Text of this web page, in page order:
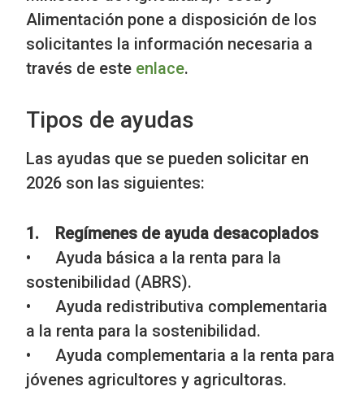
Alimentación pone a disposición de los
solicitantes la información necesaria a
través de este enlace.
Tipos de ayudas
Las ayudas que se pueden solicitar en
2026 son las siguientes:
1. Regímenes de ayuda desacoplados
• Ayuda básica a la renta para la
sostenibilidad (ABRS).
• Ayuda redistributiva complementaria
a la renta para la sostenibilidad.
• Ayuda complementaria a la renta para
jóvenes agricultores y agricultoras.